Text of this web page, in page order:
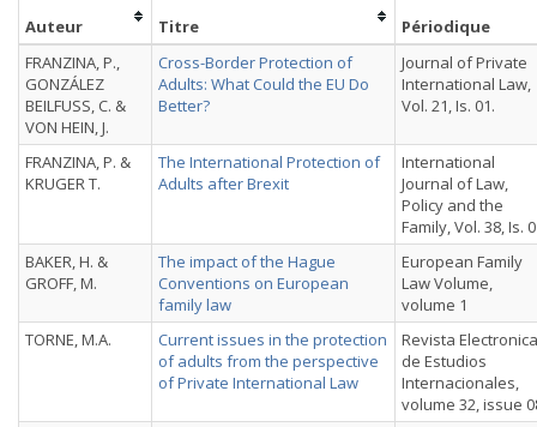
Auteur Titre
Périodique
FRANZINA, P.,
GONZÁLEZ
BEILFUSS, C. &
VON HEIN, J.
Cross-Border Protection of
Adults: What Could the EU Do
Better?
Journal of Private
International Law,
Vol. 21, Is. 01.
FRANZINA, P. &
KRUGER T.
The International Protection of
Adults after Brexit
International
Journal of Law,
Policy and the
Family, Vol. 38, Is.
BAKER, H. &
GROFF, M.
The impact of the Hague
Conventions on European
family law
European Family
Law Volume,
volume 1
TORNE, M.A.
Current issues in the protection
of adults from the perspective
of Private International Law
Revista Electronica
de Estudios
Internacionales,
volume 32, issue